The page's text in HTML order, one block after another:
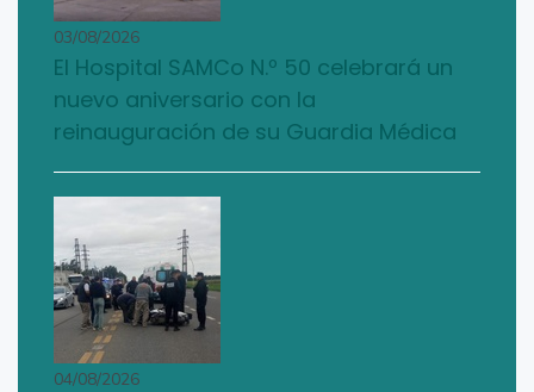
03/08/2026
El Hospital SAMCo N.º 50 celebrará un
nuevo aniversario con la
reinauguración de su Guardia Médica
04/08/2026